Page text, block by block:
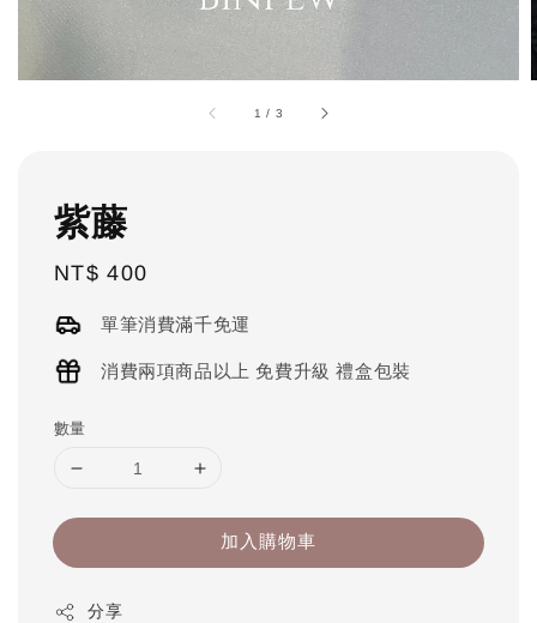
1 / 3
紫藤
Regular
NT$ 400
單筆消費滿千免運
消費兩項商品以上 免費升級 禮盒包裝
數量
加入購物車
分享